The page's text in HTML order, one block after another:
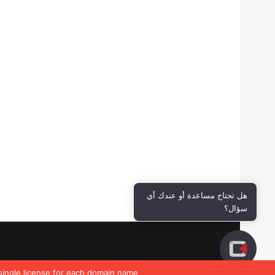
license for each domain name.
هل تحتاج مساعدة أو عندك أي
سؤال؟